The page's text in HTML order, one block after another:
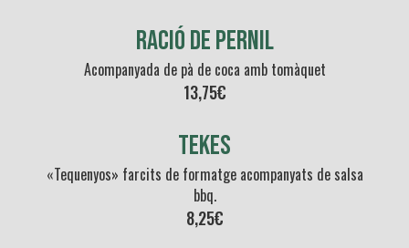
ració de pernil
Acompanyada de pà de coca amb tomàquet
13,75€
TEKES
«Tequenyos» farcits de formatge acompanyats de salsa
bbq.
8,25€